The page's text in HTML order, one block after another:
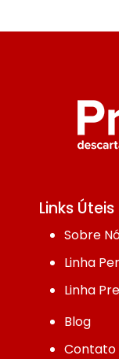
Links Úteis
Sobre
Linha
Linha
Blog
Contato